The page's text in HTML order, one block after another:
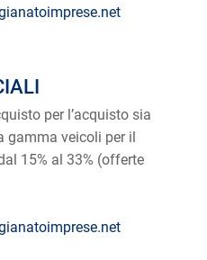
per l’acquisto sia
gamma veicoli per il
15% al 33% (offerte